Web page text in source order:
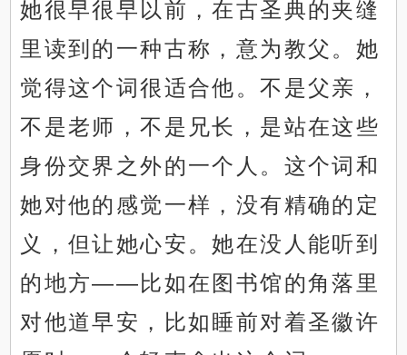
她很早很早以前，在古圣典的夹缝
里读到的一种古称，意为教父。她
觉得这个词很适合他。不是父亲，
不是老师，不是兄长，是站在这些
身份交界之外的一个人。这个词和
她对他的感觉一样，没有精确的定
义，但让她心安。她在没人能听到
的地方——比如在图书馆的角落里
对他道早安，比如睡前对着圣徽许